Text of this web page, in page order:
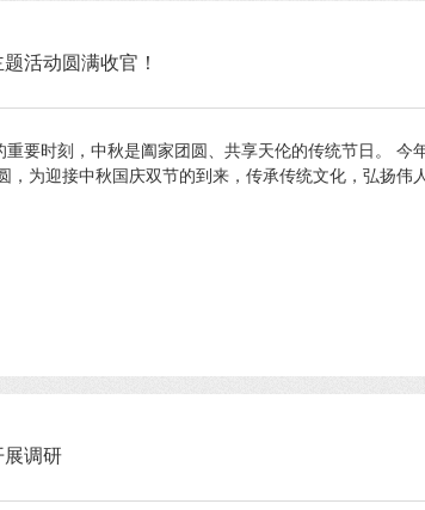
活动圆满收官！
要时刻，中秋是阖家团圆、共享天伦的传统节日。 今
为迎接中秋国庆双节的到来，传承传统文化，弘扬伟
展调研